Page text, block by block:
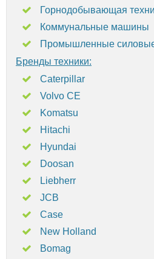
Горнодобывающая
Коммунальные машины
Промышленные силовые
Бренды техники:
Caterpillar
Volvo CE
Komatsu
Hitachi
Hyundai
Doosan
Liebherr
JCB
Case
New Holland
Bomag